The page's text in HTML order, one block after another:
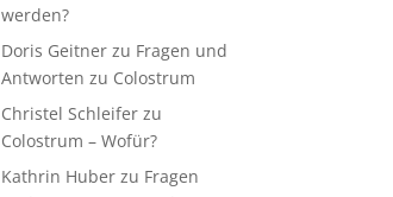
werden?
Doris Geitner zu Fragen und
Antworten zu Colostrum
Christel Schleifer zu
Colostrum – Wofür?
Kathrin Huber zu Fragen